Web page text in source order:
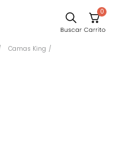
0
Camas King